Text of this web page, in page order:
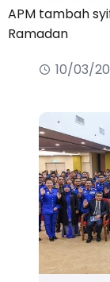
APM tambah
Ramadan
10/03/